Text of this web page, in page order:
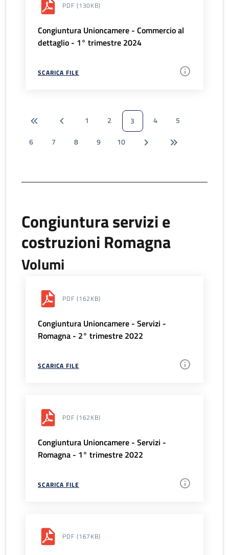
PDF (130KB)
Congiuntura Unioncamere - Commercio al
dettaglio - 1° trimestre 2024
SCARICA FILE
1 2 3 4
5
6
7 8 9 10
Congiuntura servizi e
costruzioni Romagna
Volumi
PDF (162KB)
Congiuntura Unioncamere - Servizi -
Romagna - 2° trimestre 2022
SCARICA FILE
PDF (162KB)
Congiuntura Unioncamere - Servizi -
Romagna - 1° trimestre 2022
SCARICA FILE
PDF (167KB)